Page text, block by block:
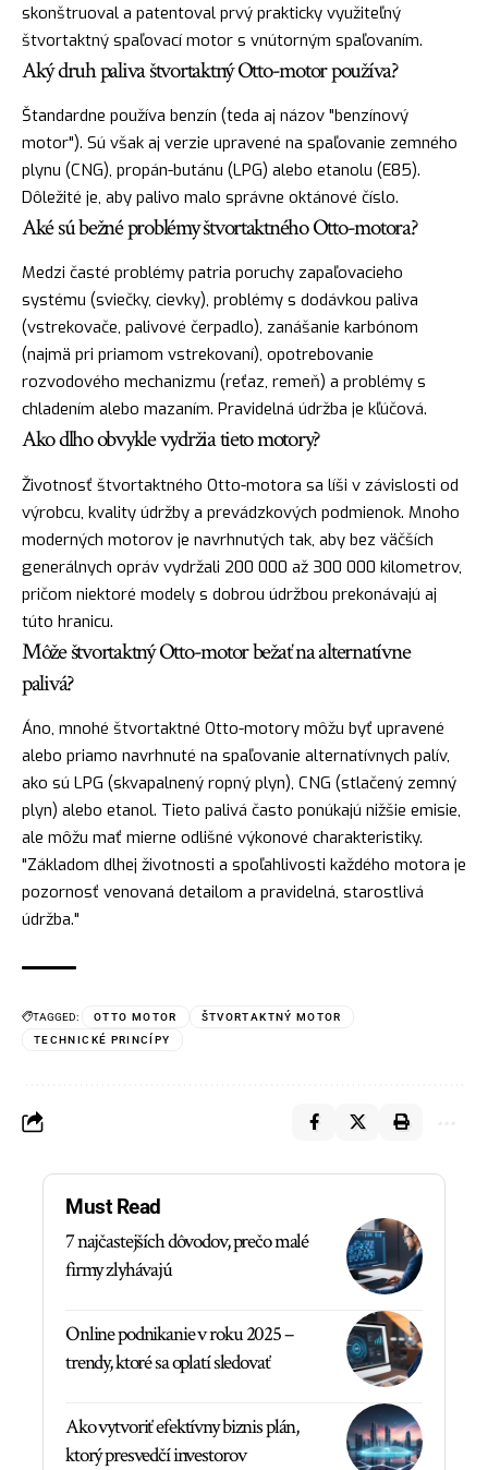
skonštruoval a patentoval prvý prakticky využiteľný
štvortaktný spaľovací motor s vnútorným spaľovaním.
Aký druh paliva štvortaktný Otto-motor používa?
Štandardne používa benzín (teda aj názov "benzínový
motor"). Sú však aj verzie upravené na spaľovanie zemného
plynu (CNG), propán-butánu (LPG) alebo etanolu (E85).
Dôležité je, aby palivo malo správne oktánové číslo.
Aké sú bežné problémy štvortaktného Otto-motora?
Medzi časté problémy patria poruchy zapaľovacieho
systému (sviečky, cievky), problémy s dodávkou paliva
(vstrekovače, palivové čerpadlo), zanášanie karbónom
(najmä pri priamom vstrekovaní), opotrebovanie
rozvodového mechanizmu (reťaz, remeň) a problémy s
chladením alebo mazaním. Pravidelná údržba je kľúčová.
Ako dlho obvykle vydržia tieto motory?
Životnosť štvortaktného Otto-motora sa líši v závislosti od
výrobcu, kvality údržby a prevádzkových podmienok. Mnoho
moderných motorov je navrhnutých tak, aby bez väčších
generálnych opráv vydržali 200 000 až 300 000 kilometrov,
pričom niektoré modely s dobrou údržbou prekonávajú aj
túto hranicu.
Môže štvortaktný Otto-motor bežať na alternatívne
palivá?
Áno, mnohé štvortaktné Otto-motory môžu byť upravené
alebo priamo navrhnuté na spaľovanie alternatívnych palív,
ako sú LPG (skvapalnený ropný plyn), CNG (stlačený zemný
plyn) alebo etanol. Tieto palivá často ponúkajú nižšie emisie,
ale môžu mať mierne odlišné výkonové charakteristiky.
"Základom dlhej životnosti a spoľahlivosti každého motora je
pozornosť venovaná detailom a pravidelná, starostlivá
údržba."
TAGGED: OTTO MOTOR
ŠTVORTAKTNÝ MOTOR
TECHNICKÉ PRINCÍPY
Must Read
7 najčastejších dôvodov, prečo malé
firmy zlyhávajú
Online podnikanie v roku 2025 –
trendy, ktoré sa oplatí sledovať
Ako vytvoriť efektívny biznis plán,
ktorý presvedčí investorov